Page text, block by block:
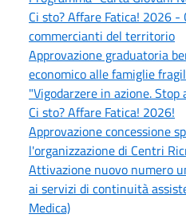
Ci sto? Affare Fatica! 2026 -
commercianti del territorio
Approvazione graduatoria
economico alle famiglie
"Vigodarzere in azione.
Ci sto? Affare Fatica! 2026!
Approvazione concessione
l'organizzazione di Centri
Attivazione nuovo numero
ai servizi di continuità
Medica)